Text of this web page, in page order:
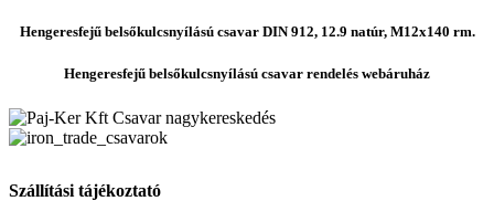
Hengeresfejű belsőkulcsnyílású csavar DIN 912, 12.9 natúr, M12x140 rm.
Hengeresfejű belsőkulcsnyílású csavar rendelés webáruház
Szállítási tájékoztató